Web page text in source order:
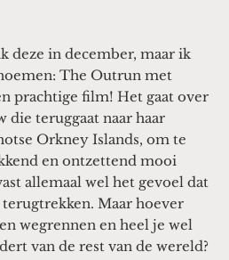
deze in december, maar ik
The Outrun met
prachtige film! Het gaat over
die teruggaat naar haar
Orkney Islands, om te
en ontzettend mooi
allemaal wel het gevoel dat
Maar hoever
wegrennen en heel je wel
van de rest van de wereld?